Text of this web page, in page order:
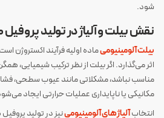
شود.
نقش بیلت و آلیاژ در تولید
بیلت آلومینیومیماده اولیه فرآیند اکستروژن
اثر می‌گذارد. اگر بیلت از نظر ترکیب شیمیایی،
مناسب نباشد، مشکلاتی مانند عیوب سطحی،
مکانیکی یا ناپایداری عملیات حرارتی ایجاد
انتخابآلیاژهای آلومینیومینیز در تولید